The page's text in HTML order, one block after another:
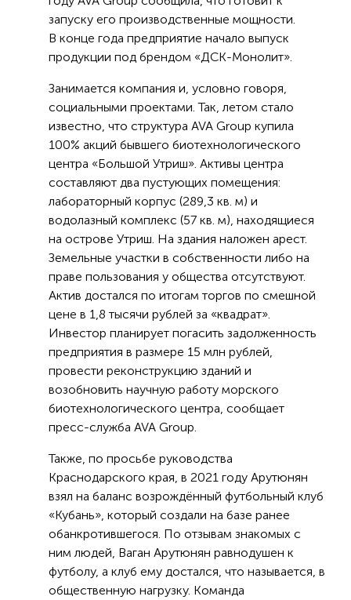
запуску его производственные мощности.
В конце года предприятие начало выпуск
продукции под брендом «ДСК-Монолит».
Занимается компания и, условно говоря,
социальными проектами. Так, летом стало
известно, что структура AVA Group купила
100% акций бывшего биотехнологического
центра «Большой Утриш». Активы центра
составляют два пустующих помещения:
лабораторный корпус (289,3 кв. м) и
водолазный комплекс (57 кв. м), находящиеся
на острове Утриш. На здания наложен арест.
Земельные участки в собственности либо на
праве пользования у общества отсутствуют.
Актив достался по итогам торгов по смешной
цене в 1,8 тысячи рублей за «квадрат».
Инвестор планирует погасить задолженность
предприятия в размере 15 млн рублей,
провести реконструкцию зданий и
возобновить научную работу морского
биотехнологического центра, сообщает
пресс-служба AVA Group.
Также, по просьбе руководства
Краснодарского края, в 2021 году Арутюнян
взял на баланс возрождённый футбольный клуб
«Кубань», который создали на базе ранее
обанкротившегося. По отзывам знакомых с
ним людей, Ваган Арутюнян равнодушен к
футболу, а клуб ему достался, что называется, в
общественную нагрузку. Команда